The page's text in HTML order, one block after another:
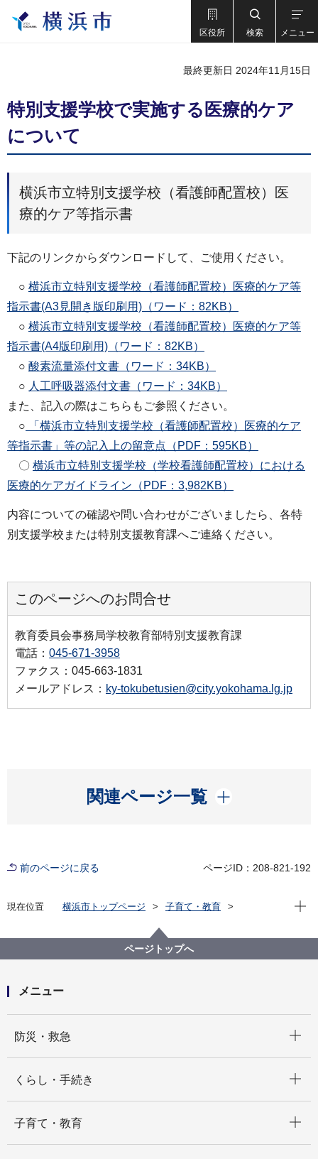
区役所 検索 メニュー
最終更新日 2024年11月15日
特別支援学校で実施する医療的ケア
について
横浜市立特別支援学校（看護師配置校）医
療的ケア等指示書
下記のリンクからダウンロードして、ご使用ください。
○ 横浜市立特別支援学校（看護師配置校）医療的ケア等
指示書(A3見開き版印刷用)（ワード：82KB）
○ 横浜市立特別支援学校（看護師配置校）医療的ケア等
指示書(A4版印刷用)（ワード：82KB）
○ 酸素流量添付文書（ワード：34KB）
○ 人工呼吸器添付文書（ワード：34KB）
また、記入の際はこちらもご参照ください。
○ 「横浜市立特別支援学校（看護師配置校）医療的ケア
等指示書」等の記入上の留意点（PDF：595KB）
〇 横浜市立特別支援学校（学校看護師配置校）における
医療的ケアガイドライン（PDF：3,982KB）
内容についての確認や問い合わせがございましたら、各特
別支援学校または特別支援教育課へご連絡ください。
このページへのお問合せ
教育委員会事務局学校教育部特別支援教育課
電話： 045-671-3958
ファクス：045-663-1831
メールアドレス： ky-tokubetusien@city.yokohama.lg.jp
関連ページ一覧
開く
前のページに戻る ページID：208-821-192
現在位置 横浜市トップページ
子育て・教育
特別な支援が必要なお子さんの教育
横浜市の特別支援教育
特別支援学校で実施する医療的ケアについて
現在
ページトップへ
メニュー
防災・救急
くらし・手続き
子育て・教育